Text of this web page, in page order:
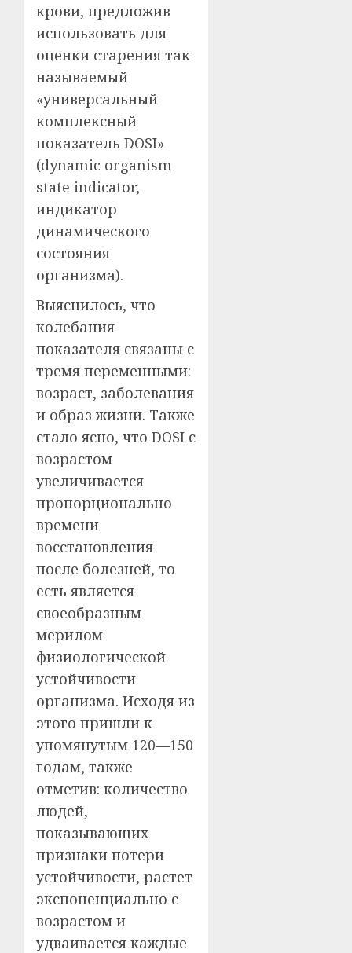
крови, предложив
использовать для
оценки старения так
называемый
«универсальный
комплексный
показатель DOSI»
(dynamic organism
state indicator,
индикатор
динамического
состояния
организма).
Выяснилось, что
колебания
показателя связаны с
тремя переменными:
возраст, заболевания
и образ жизни. Также
стало ясно, что DOSI с
возрастом
увеличивается
пропорционально
времени
восстановления
после болезней, то
есть является
своеобразным
мерилом
физиологической
устойчивости
организма. Исходя из
этого пришли к
упомянутым 120—150
годам, также
отметив: количество
людей,
показывающих
признаки потери
устойчивости, растет
экспоненциально с
возрастом и
удваивается каждые